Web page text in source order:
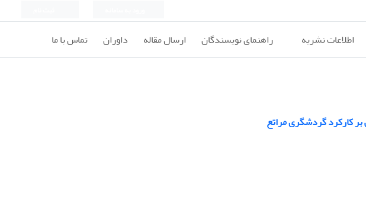
اطلاعات نشریه راهنمای نویسندگان ارسال مقاله داوران تماس با ما
بر کارکرد گردشگری مراتع